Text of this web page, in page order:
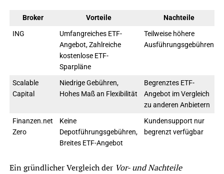
Broker Vorteile
Nachteile
ING
Umfangreiches ETF-
Angebot, Zahlreiche
kostenlose ETF-
Sparpläne
Teilweise höhere
Ausführungsgebühren
Scalable
Capital
Niedrige Gebühren,
Hohes Maß an Flexibilität
Begrenztes ETF-
Angebot im Vergleich
zu anderen Anbietern
Finanzen.net
Zero
Keine
Depotführungsgebühren,
Breites ETF-Angebot
Kundensupport nur
begrenzt verfügbar
Ein gründlicher Vergleich der Vor- und Nachteile